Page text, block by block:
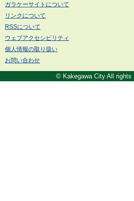
ガラケーサイトについて
リンクについて
RSSについて
ウェブアクセシビリティ
個人情報の取り扱い
お問い合わせ
© Kakegawa City All rights